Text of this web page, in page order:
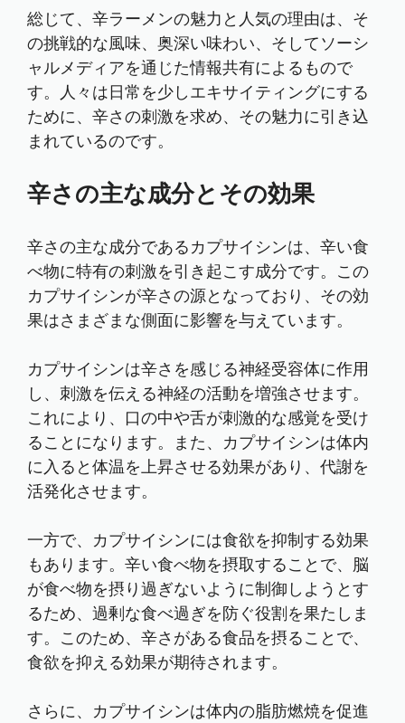
総じて、辛ラーメンの魅力と人気の理由は、そ
の挑戦的な風味、奥深い味わい、そしてソーシ
ャルメディアを通じた情報共有によるもので
す。人々は日常を少しエキサイティングにする
ために、辛さの刺激を求め、その魅力に引き込
まれているのです。
辛さの主な成分とその効果
辛さの主な成分であるカプサイシンは、辛い食
べ物に特有の刺激を引き起こす成分です。この
カプサイシンが辛さの源となっており、その効
果はさまざまな側面に影響を与えています。
カプサイシンは辛さを感じる神経受容体に作用
し、刺激を伝える神経の活動を増強させます。
これにより、口の中や舌が刺激的な感覚を受け
ることになります。また、カプサイシンは体内
に入ると体温を上昇させる効果があり、代謝を
活発化させます。
一方で、カプサイシンには食欲を抑制する効果
もあります。辛い食べ物を摂取することで、脳
が食べ物を摂り過ぎないように制御しようとす
るため、過剰な食べ過ぎを防ぐ役割を果たしま
す。このため、辛さがある食品を摂ることで、
食欲を抑える効果が期待されます。
さらに、カプサイシンは体内の脂肪燃焼を促進